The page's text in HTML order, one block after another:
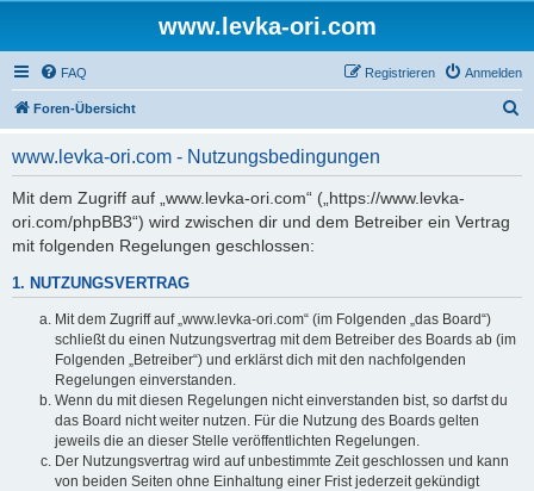
www.levka-ori.com
FAQ Anmelden
Registrieren
Foren-Übersicht
www.levka-ori.com - Nutzungsbedingungen
Mit dem Zugriff auf „www.levka-ori.com“ („https://www.levka-
ori.com/phpBB3“) wird zwischen dir und dem Betreiber ein Vertrag
mit folgenden Regelungen geschlossen:
1. NUTZUNGSVERTRAG
Mit dem Zugriff auf „www.levka-ori.com“ (im Folgenden „das Board“)
schließt du einen Nutzungsvertrag mit dem Betreiber des Boards ab (im
Folgenden „Betreiber“) und erklärst dich mit den nachfolgenden
Regelungen einverstanden.
Wenn du mit diesen Regelungen nicht einverstanden bist, so darfst du
das Board nicht weiter nutzen. Für die Nutzung des Boards gelten
jeweils die an dieser Stelle veröffentlichten Regelungen.
Der Nutzungsvertrag wird auf unbestimmte Zeit geschlossen und kann
von beiden Seiten ohne Einhaltung einer Frist jederzeit gekündigt